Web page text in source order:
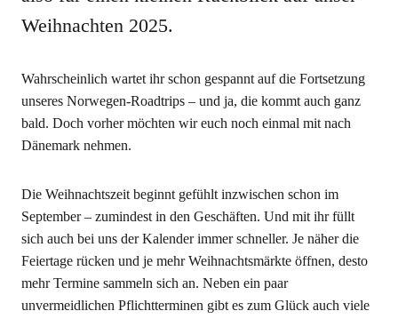
Weihnachten 2025.
Wahrscheinlich wartet ihr schon gespannt auf die Fortsetzung
unseres Norwegen-Roadtrips – und ja, die kommt auch ganz
bald. Doch vorher möchten wir euch noch einmal mit nach
Dänemark nehmen.
Die Weihnachtszeit beginnt gefühlt inzwischen schon im
September – zumindest in den Geschäften. Und mit ihr füllt
sich auch bei uns der Kalender immer schneller. Je näher die
Feiertage rücken und je mehr Weihnachtsmärkte öffnen, desto
mehr Termine sammeln sich an. Neben ein paar
unvermeidlichen Pflichtterminen gibt es zum Glück auch viele